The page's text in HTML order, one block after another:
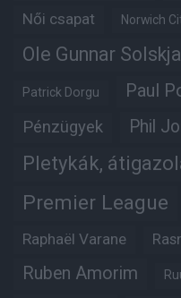
Női csapat Norwich
Ole Gunnar
Patrick Dorgu Paul
Pénzügyek Phil
Pletykák,
Premier League
Raphaël Varane
Ruben Amorim